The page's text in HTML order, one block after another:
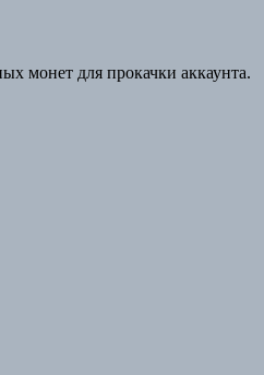
монет для прокачки аккаунта.